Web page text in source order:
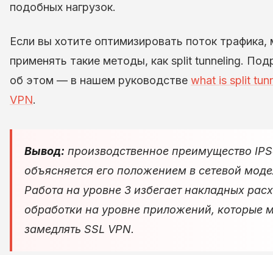
подобных нагрузок.
Если вы хотите оптимизировать поток
применять такие методы, как split tunneling.
об этом — в нашем руководстве what is split
VPN.
Вывод: производственное преимущество
объясняется его положением в сетевой
Работа на уровне 3 избегает накладных
обработки на уровне приложений, которые
замедлять SSL VPN.